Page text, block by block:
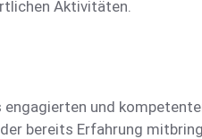
Aktivitäten.
engagierten und
bereits Erfahrung